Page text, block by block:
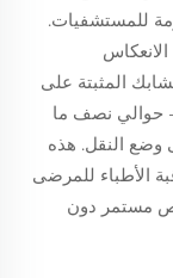
للمستشفيات.
المثبتة على
— حوالي نصف ما
وضع النقل. هذه
الأطباء للمرضى
مستمر دون